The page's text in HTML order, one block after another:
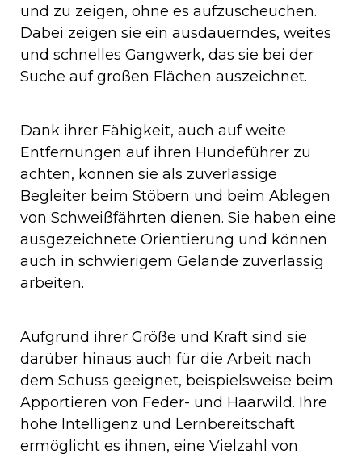
und zu zeigen, ohne es aufzuscheuchen.
Dabei zeigen sie ein ausdauerndes, weites
und schnelles Gangwerk, das sie bei der
Suche auf großen Flächen auszeichnet.
Dank ihrer Fähigkeit, auch auf weite
Entfernungen auf ihren Hundeführer zu
achten, können sie als zuverlässige
Begleiter beim Stöbern und beim Ablegen
von Schweißfährten dienen. Sie haben eine
ausgezeichnete Orientierung und können
auch in schwierigem Gelände zuverlässig
arbeiten.
Aufgrund ihrer Größe und Kraft sind sie
darüber hinaus auch für die Arbeit nach
dem Schuss geeignet, beispielsweise beim
Apportieren von Feder- und Haarwild. Ihre
hohe Intelligenz und Lernbereitschaft
ermöglicht es ihnen, eine Vielzahl von